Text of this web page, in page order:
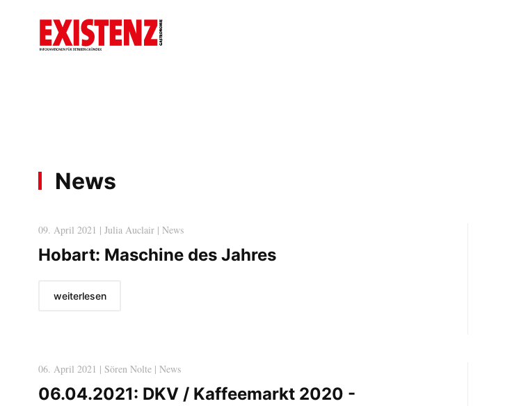
News
09. April 2021 | Julia Auclair | News
Hobart: Maschine des Jahres
weiterlesen
06. April 2021 | Sören Nolte | News
06.04.2021: DKV / Kaffeemarkt 2020 -